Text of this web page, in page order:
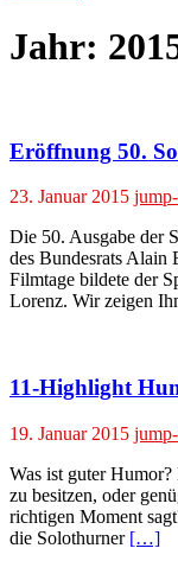
Jahr:
Eröffnung 50.
23. Januar 2015
Die 50. Ausgabe der
des Bundesrats Alain
Filmtage bildete der
Lorenz. Wir zeigen
11-Highlight
19. Januar 2015
Was ist guter
zu besitzen, oder
richtigen Moment
die Solothurner […]